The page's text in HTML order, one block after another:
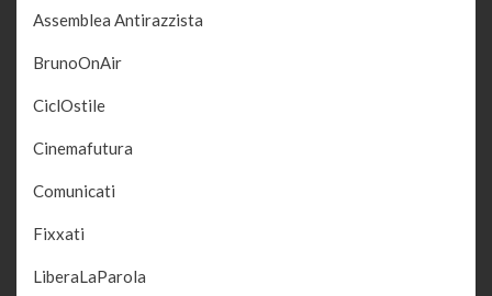
Assemblea Antirazzista
BrunoOnAir
CiclOstile
Cinemafutura
Comunicati
Fixxati
LiberaLaParola